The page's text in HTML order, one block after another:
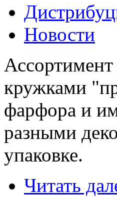
Новости
кружками
фарфора и
разными
упаковке.
Читать